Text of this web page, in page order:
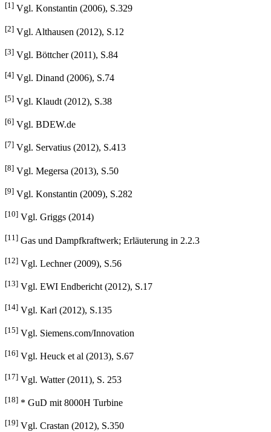
[1] Vgl. Konstantin (2006), S.329
[2] Vgl. Althausen (2012), S.12
[3] Vgl. Böttcher (2011), S.84
[4] Vgl. Dinand (2006), S.74
[5] Vgl. Klaudt (2012), S.38
[6] Vgl. BDEW.de
[7] Vgl. Servatius (2012), S.413
[8] Vgl. Megersa (2013), S.50
[9] Vgl. Konstantin (2009), S.282
[10] Vgl. Griggs (2014)
[11] Gas und Dampfkraftwerk; Erläuterung in 2.2.3
[12] Vgl. Lechner (2009), S.56
[13] Vgl. EWI Endbericht (2012), S.17
[14] Vgl. Karl (2012), S.135
[15] Vgl. Siemens.com/Innovation
[16] Vgl. Heuck et al (2013), S.67
[17] Vgl. Watter (2011), S. 253
[18] * GuD mit 8000H Turbine
[19] Vgl. Crastan (2012), S.350